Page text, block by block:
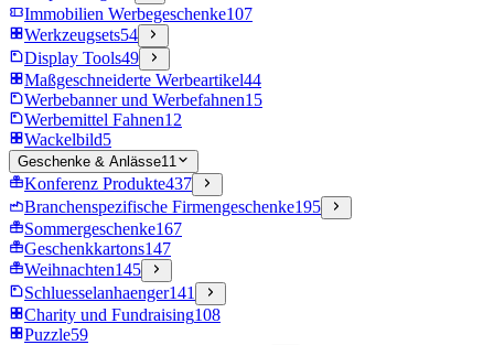
Immobilien Werbegeschenke107
Werkzeugsets54
Display Tools49
Maßgeschneiderte Werbeartikel44
Werbebanner und Werbefahnen15
Werbemittel Fahnen12
Wackelbild5
Geschenke & Anlässe11
Konferenz Produkte437
Branchenspezifische Firmengeschenke195
Sommergeschenke167
Geschenkkartons147
Weihnachten145
Schluesselanhaenger141
Charity und Fundraising108
Puzzle59